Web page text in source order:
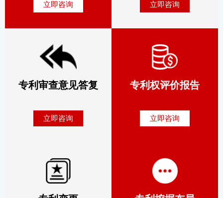
立即咨询 立即咨询
专利审查意见答复
立即咨询
专利权评价报告
立即咨询